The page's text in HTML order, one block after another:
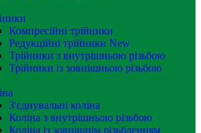
Компресійні трійники
Редукційні трійники New
Трійники з внутрішньою різьбою
Трійники із зовнішньою різьбою
З'єднувальні коліна
Коліна з внутрішньою різьбою
Коліна із зовнішнім різьбленням